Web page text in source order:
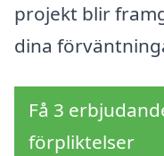
projekt blir
dina
Få 3
förpliktelser